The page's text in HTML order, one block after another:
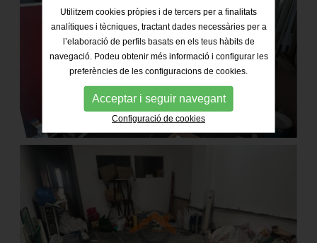
Utilitzem cookies pròpies i de tercers per a finalitats
analítiques i tècniques, tractant dades necessàries per a
l’elaboració de perfils basats en els teus hàbits de
navegació. Podeu obtenir més informació i configurar les
preferències de les configuracions de cookies.
Acceptar i seguir navegant
Configuració de cookies